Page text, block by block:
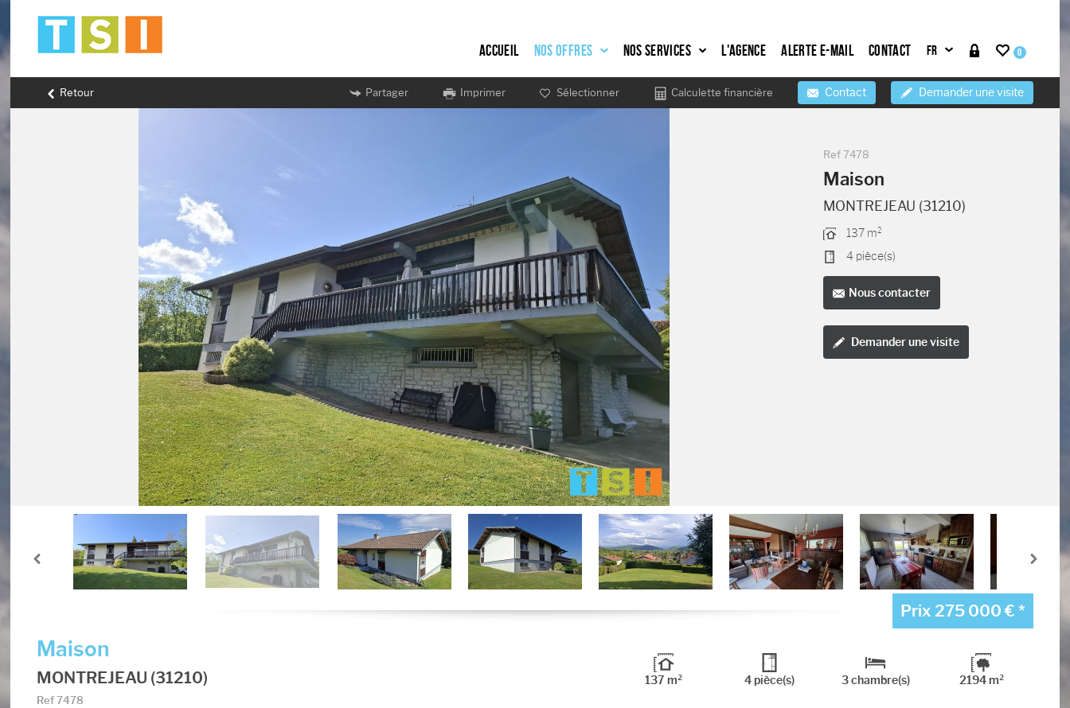
Accueil Nos offres Nos services L'agence Alerte e-mail Contact 0
Retour Partager Imprimer Sélectionner Calculette financière Contact Demander une visite
Ref 7478
Maison
MONTREJEAU (31210)
137 m²
4 pièce(s)
Nous contacter
Demander une visite
Prix 275 000 € *
Maison
MONTREJEAU (31210)
Ref 7478
137 m² 4 pièce(s) 3 chambre(s) 2194 m²